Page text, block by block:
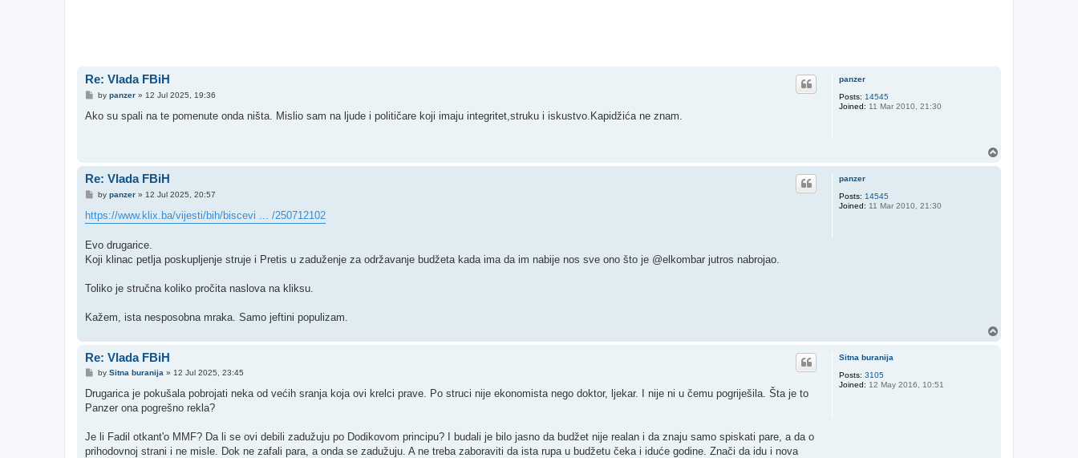
panzer
Posts: 14545
Joined: 11 Mar 2010, 21:30
Re: Vlada FBiH
P
s
by panzer» 12 Jul 2025, 19:36
Ako su spali na te pomenute onda ništa. Mislio sam na ljude i političare koji imaju integritet,struku i iskustvo.Kapidžića ne znam.
panzer
Posts: 14545
Joined: 11 Mar 2010, 21:30
Re: Vlada FBiH
P
s
t
by panzer» 12 Jul 2025, 20:57
https://www.klix.ba/vijesti/bih/biscevi ... /250712102
Evo drugarice.
Koji klinac petlja poskupljenje struje i Pretis u zaduženje za održavanje budžeta kada ima da im nabije nos sve ono što je @elkombar jutros nabrojao.
Toliko je stručna koliko pročita naslova na kliksu.
Kažem, ista nesposobna mraka. Samo jeftini populizam.
Sitna buranija
Posts: 3105
Joined: 12 May 2016, 10:51
Re: Vlada FBiH
P
s
by Sitna buranija » 12 Jul 2025, 23:45
Drugarica je pokušala pobrojati neka od većih sranja koja ovi krelci prave. Po struci nije ekonomista nego doktor, ljekar. I nije ni u čemu pogriješila. Šta je to
Panzer ona pogrešno rekla?
Je li Fadil otkant'o MMF? Da li se ovi debili zadužuju po Dodikovom principu? I budali je bilo jasno da budžet nije realan i da znaju samo spiskati pare, a da o
prihodovnoj strani i ne misle. Dok ne zafali para, a onda se zadužuju. A ne treba zaboraviti da ista rupa u budžetu čeka i iduće godine. Znači da idu i nova